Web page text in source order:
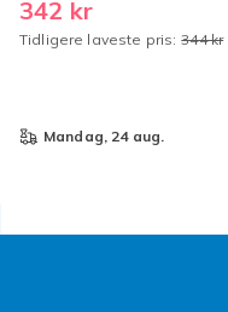
Sparkle-klut for alle bilriper
342 kr
Tidligere laveste pris: 344 kr
mandag, 24 aug.